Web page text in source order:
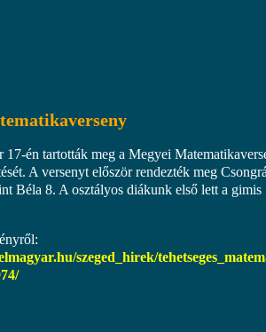
17-én tartották meg a Megyei
A versenyt először rendezték meg
Béla 8. A osztályos diákunk első lett a gimis
szeged_hirek/